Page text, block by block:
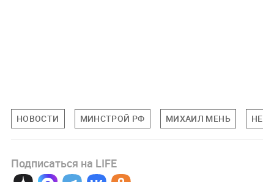
НОВОСТИ МИНСТРОЙ РФ МИХАИЛ МЕНЬ
Подписаться на LIFE